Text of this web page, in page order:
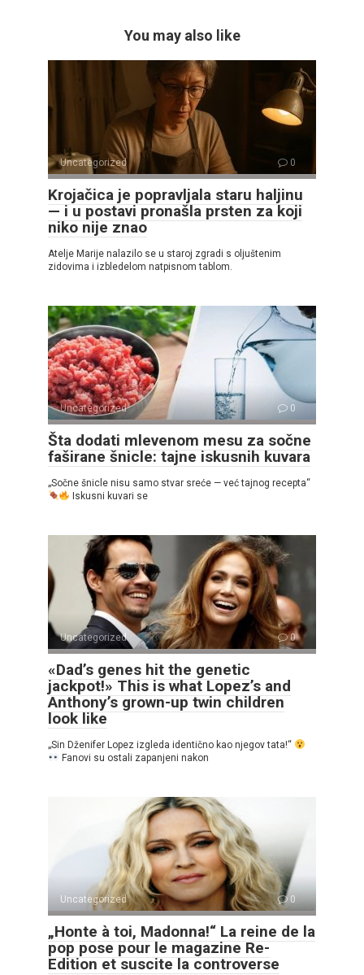
You may also like
Uncategorized 0
Krojačica je popravljala staru haljinu
— i u postavi pronašla prsten za koji
niko nije znao
Atelje Marije nalazilo se u staroj zgradi s oljuštenim
zidovima i izbledelom natpisnom tablom.
Uncategorized 0
Šta dodati mlevenom mesu za sočne
faširane šnicle: tajne iskusnih kuvara
„Sočne šnicle nisu samo stvar sreće — već tajnog recepta“
Iskusni kuvari se
Uncategorized 0
«Dad’s genes hit the genetic
jackpot!» This is what Lopez’s and
Anthony’s grown-up twin children
look like
„Sin Dženifer Lopez izgleda identično kao njegov tata!“
Fanovi su ostali zapanjeni nakon
Uncategorized 0
„Honte à toi, Madonna!“ La reine de la
pop pose pour le magazine Re-
Edition et suscite la controverse